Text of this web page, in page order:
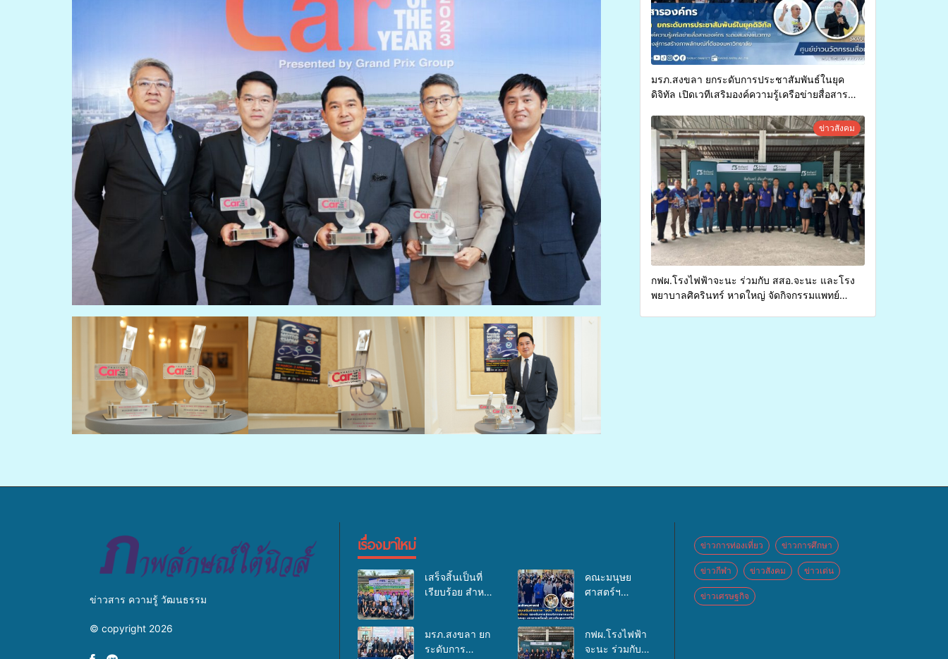
มรภ.สงขลา ยกระดับการประชาสัมพันธ์ในยุค
ดิจิทัล เปิดเวทีเสริมองค์ความรู้เครือข่ายสื่อสาร
การสร้างภาพลักษณ์ที่ดีของมหาวิทยาลัยข่าวสังคม
กฟผ.โรงไฟฟ้าจะนะ ร่วมกับ สสอ.จะนะ และโรง
พยาบาลศิครินทร์ หาดใหญ่ จัดกิจกรรมแพทย์
ข่าวสาร ความรู้ วัฒนธรรม
© copyright 2026
เรื่องมาใหม่
เสร็จสิ้นเป็นที่
เรียบร้อย สำหรับ
ปี 2569 เพื่อให้
บริการด้าน
คณะมนุษย
ศาสตร์ฯ
ศักยภาพ “อปท.”
ด้านการเบิกจ่าย
มรภ.สงขลา ยก
ระดับการ
กฟผ.โรงไฟฟ้า
จะนะ ร่วมกับ
ข่าวการท่องเที่ยว ข่าวการศึกษา
ข่าวกีฬา ข่าวสังคม ข่าวเด่น
ข่าวเศรษฐกิจ